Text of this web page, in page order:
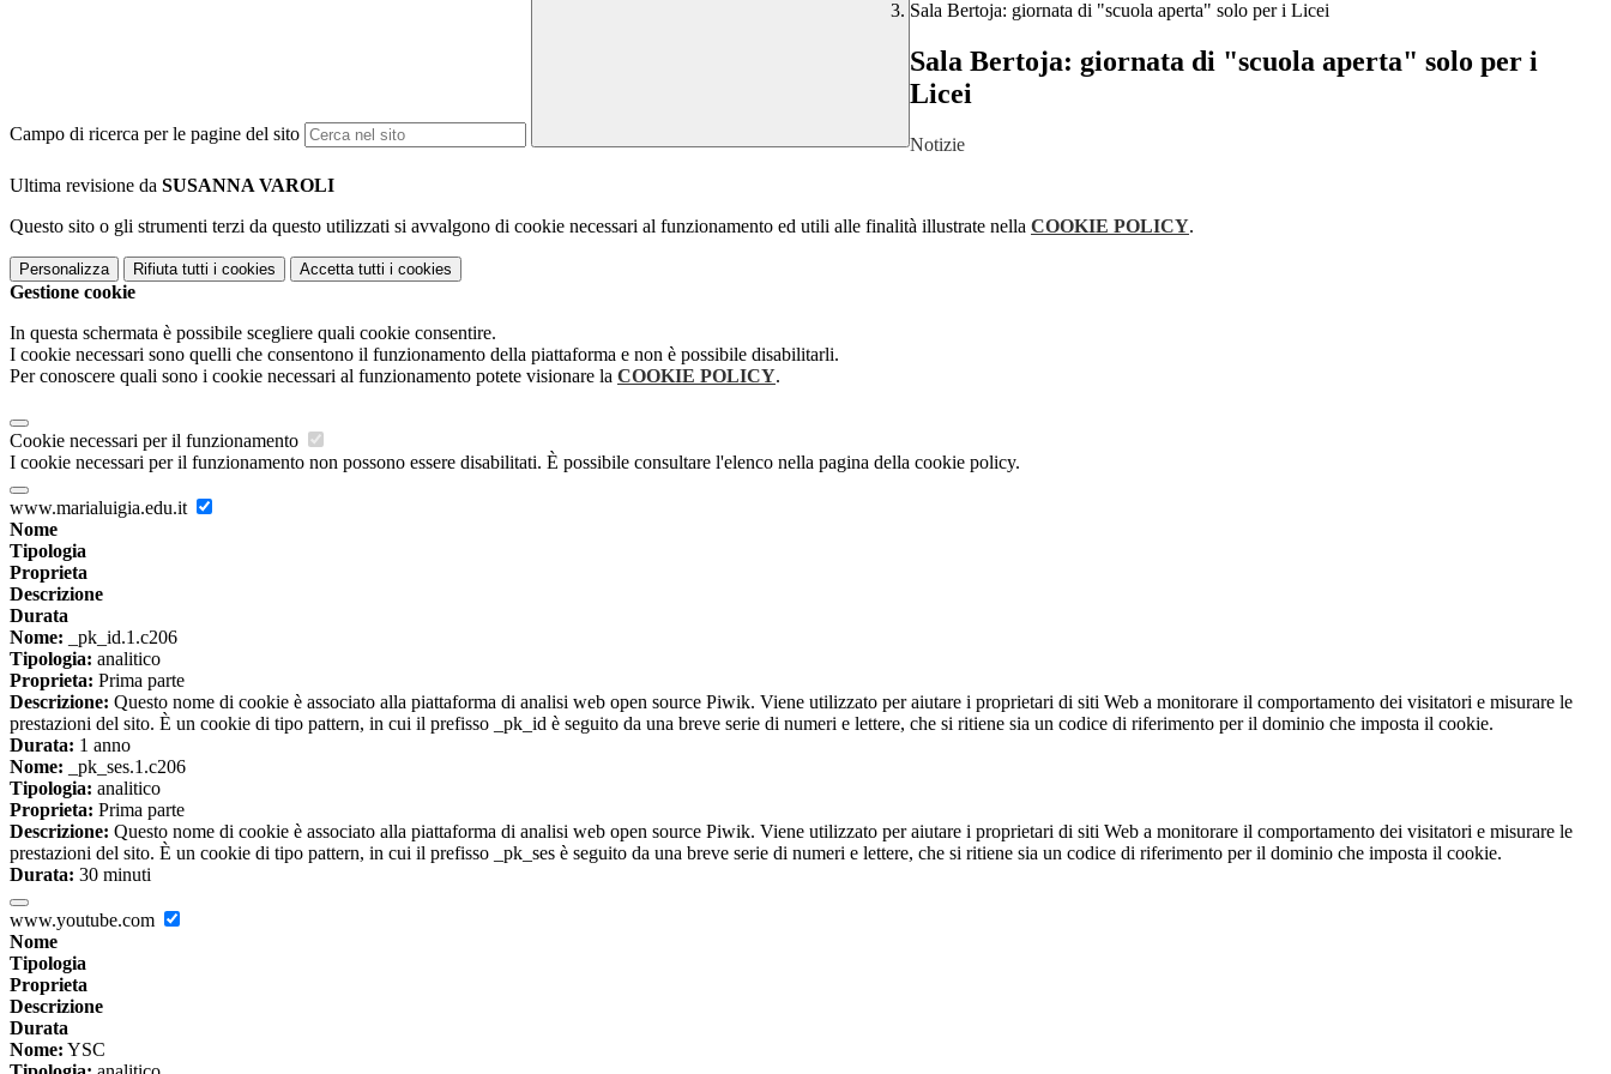
Campo di ricerca per le pagine del sito
Sala Bertoja: giornata di "scuola aperta" solo per i Licei
Sala Bertoja: giornata di "scuola aperta" solo per i
Licei
Notizie
Ultima revisione da SUSANNA VAROLI
Questo sito o gli strumenti terzi da questo utilizzati si avvalgono di cookie necessari al funzionamento ed utili alle finalità illustrate nella COOKIE POLICY.
Personalizza Rifiuta tutti i cookies Accetta tutti i cookies
Gestione cookie
In questa schermata è possibile scegliere quali cookie consentire.
I cookie necessari sono quelli che consentono il funzionamento della piattaforma e non è possibile disabilitarli.
Per conoscere quali sono i cookie necessari al funzionamento potete visionare la COOKIE POLICY.
Cookie necessari per il funzionamento
I cookie necessari per il funzionamento non possono essere disabilitati. È possibile consultare l'elenco nella pagina della cookie policy.
www.marialuigia.edu.it
Nome
Tipologia
Proprieta
Descrizione
Durata
Nome: _pk_id.1.c206
Tipologia: analitico
Proprieta: Prima parte
Descrizione: Questo nome di cookie è associato alla piattaforma di analisi web open source Piwik. Viene utilizzato per aiutare i proprietari di siti Web a monitorare il comportamento dei visitatori e misurare le
prestazioni del sito. È un cookie di tipo pattern, in cui il prefisso _pk_id è seguito da una breve serie di numeri e lettere, che si ritiene sia un codice di riferimento per il dominio che imposta il cookie.
Durata: 1 anno
Nome: _pk_ses.1.c206
Tipologia: analitico
Proprieta: Prima parte
Descrizione: Questo nome di cookie è associato alla piattaforma di analisi web open source Piwik. Viene utilizzato per aiutare i proprietari di siti Web a monitorare il comportamento dei visitatori e misurare le
prestazioni del sito. È un cookie di tipo pattern, in cui il prefisso _pk_ses è seguito da una breve serie di numeri e lettere, che si ritiene sia un codice di riferimento per il dominio che imposta il cookie.
Durata: 30 minuti
www.youtube.com
Nome
Tipologia
Proprieta
Descrizione
Durata
Nome: YSC